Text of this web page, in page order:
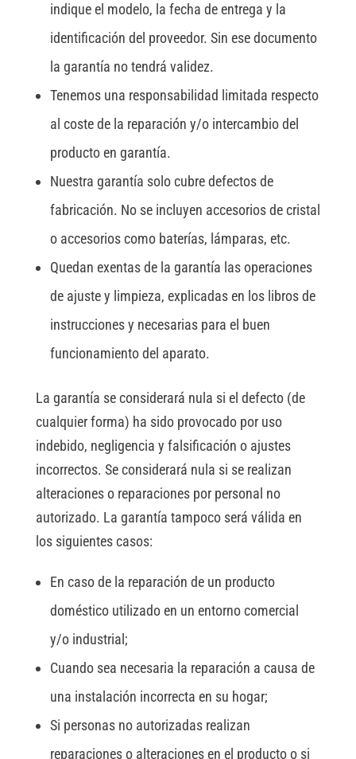
indique el modelo, la fecha de entrega y la
identificación del proveedor. Sin ese documento
la garantía no tendrá validez.
Tenemos una responsabilidad limitada respecto
al coste de la reparación y/o intercambio del
producto en garantía.
Nuestra garantía solo cubre defectos de
fabricación. No se incluyen accesorios de cristal
o accesorios como baterías, lámparas, etc.
Quedan exentas de la garantía las operaciones
de ajuste y limpieza, explicadas en los libros de
instrucciones y necesarias para el buen
funcionamiento del aparato.
La garantía se considerará nula si el defecto (de
cualquier forma) ha sido provocado por uso
indebido, negligencia y falsificación o ajustes
incorrectos. Se considerará nula si se realizan
alteraciones o reparaciones por personal no
autorizado. La garantía tampoco será válida en
los siguientes casos:
En caso de la reparación de un producto
doméstico utilizado en un entorno comercial
y/o industrial;
Cuando sea necesaria la reparación a causa de
una instalación incorrecta en su hogar;
Si personas no autorizadas realizan
reparaciones o alteraciones en el producto o si